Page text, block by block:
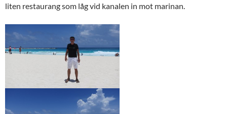
liten restaurang som låg vid kanalen in mot marinan.